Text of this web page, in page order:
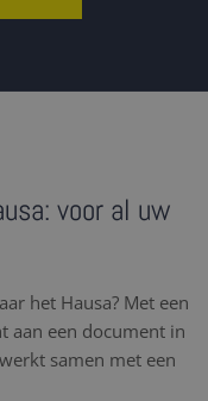
voor al uw
het Hausa? Met een
aan een document in
samen met een